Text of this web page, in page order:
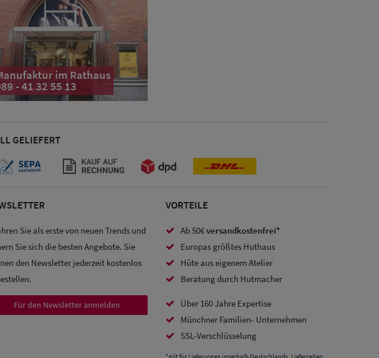
im Rathaus
- 41 32 55 13
GELIEFERT
Sie als erste von neuen Trends und
Sie sich die besten Angebote. Sie
den Newsletter jederzeit kostenlos
Für den Newsletter anmelden
VORTEILE
Ab 50€versandkostenfrei*
Europas größtes Huthaus
Hüte aus eigenem Atelier
Beratung durch Hutmacher
Über 160 Jahre Expertise
Münchner Familien- Unternehmen
SSL-Verschlüsselung
*gilt für Lieferungen innerhalb Deutschlands, Lieferzeiten